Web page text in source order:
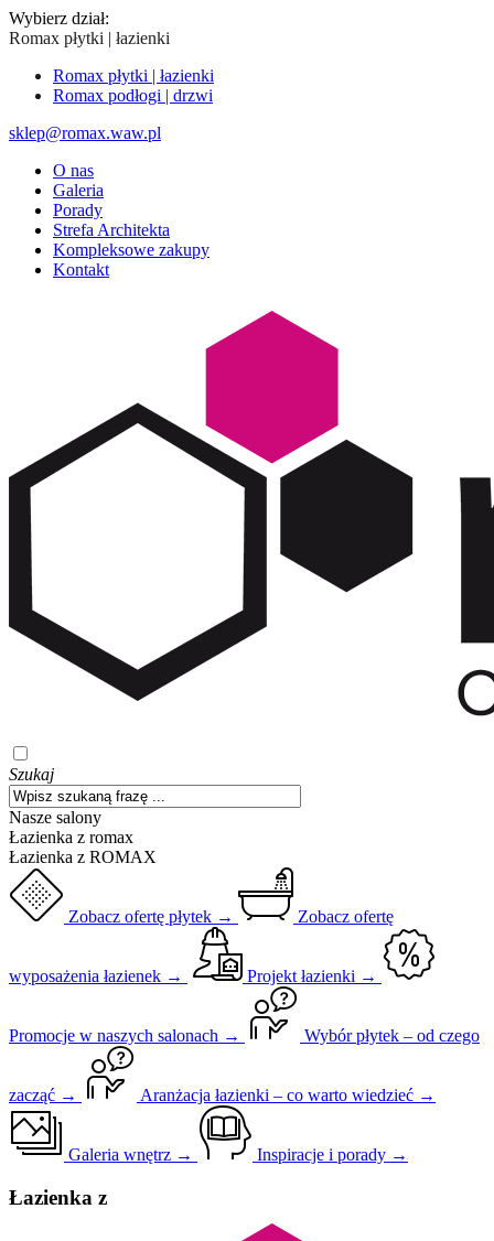
Wybierz dział:
Romax płytki | łazienki
Romax płytki | łazienki
Romax podłogi | drzwi
sklep@romax.waw.pl
O nas
Galeria
Porady
Strefa Architekta
Kompleksowe zakupy
Kontakt
Szukaj
Nasze salony
Łazienka z romax
Łazienka z ROMAX
Zobacz ofertę płytek → Zobacz ofertę
wyposażenia łazienek → Projekt łazienki →
Promocje w naszych salonach → Wybór płytek – od czego
zacząć → Aranżacja łazienki – co warto wiedzieć →
Galeria wnętrz → Inspiracje i porady →
Łazienka z